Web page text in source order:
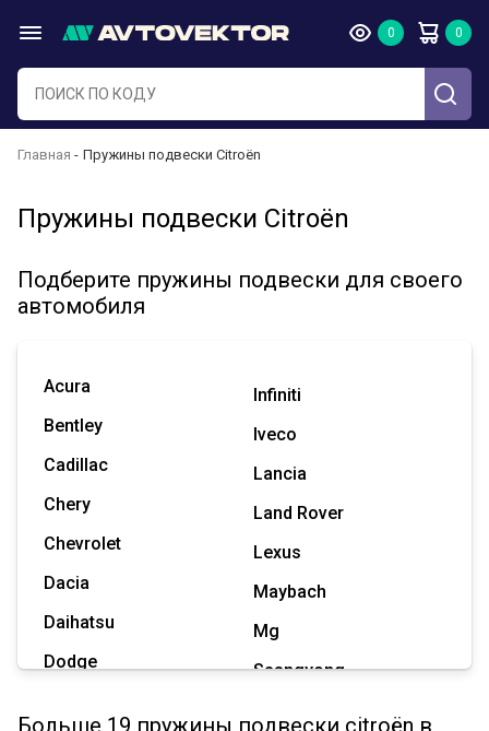
Главная Пружины подвески Citroën
Пружины подвески Citroën
Подберите пружины подвески для своего
автомобиля
Acura
Bentley
Cadillac
Chery
Chevrolet
Dacia
Daihatsu
Dodge
Infiniti
Iveco
Lancia
Land Rover
Lexus
Maybach
Mg
Ssangyong
Больше 19 пружины подвески citroën в